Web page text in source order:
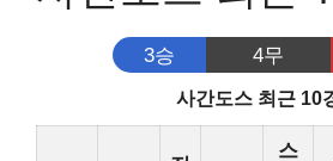
3승 4무
사간도스 최근 10
스